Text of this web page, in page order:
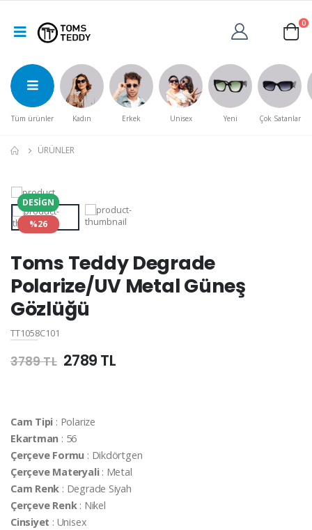
0
Tüm ürünler Kadın Erkek Unisex Yeni Çok Satanlar
ÜRÜNLER
DESIGN
%26
Toms Teddy Degrade
Polarize/UV Metal Güneş
Gözlüğü
TT1058C101
3789 TL 2789 TL
Cam Tipi : Polarize
Ekartman : 56
Çerçeve Formu : Dikdörtgen
Çerçeve Materyali: Metal
Cam Renk : Degrade Siyah
Çerçeve Renk: Nikel
Cinsiyet : Unisex